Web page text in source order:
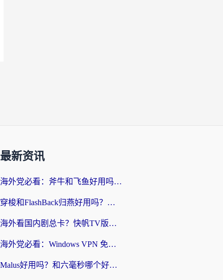
最新资讯
海外党必看：斧牛和飞鱼好用吗？3步选对回国加速器，无缝刷剧玩国服
穿梭和FlashBack归燕好用吗？海外党亲测3款热门回国加速器，教你选对不踩坑
海外看国内剧总卡？快帆TV版VPN好用吗？和快滚VPN对比哪个回国效果更好？
海外党必看：Windows VPN 免费？别踩坑！教你选对好用的国内加速器无缝回国
Malus好用吗？和六毫秒哪个好？海外党选回国加速器的避坑指南